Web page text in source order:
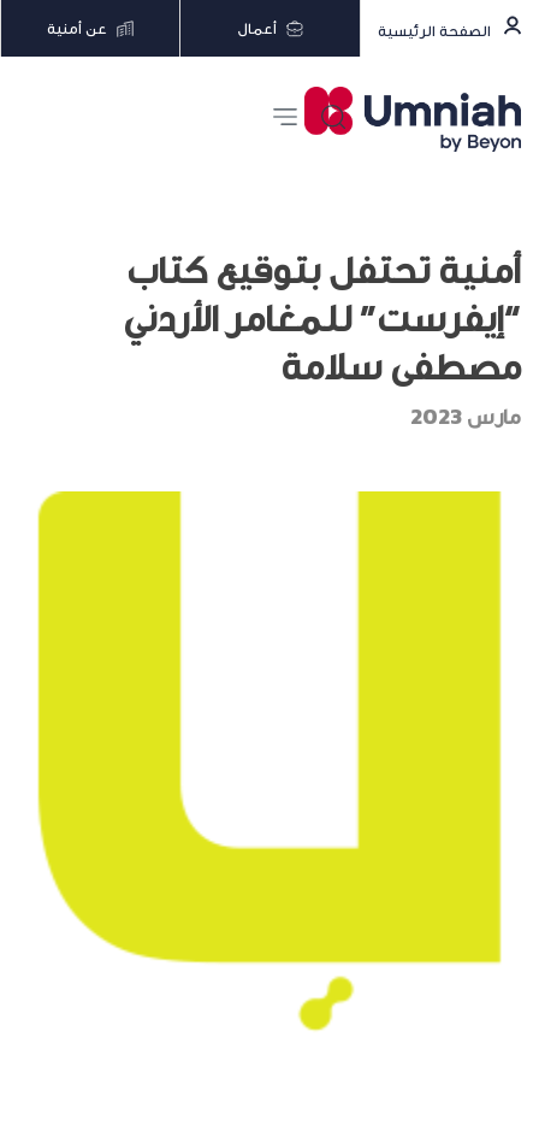
الصفحة الرئيسية أعمال عن أمنية
أمنية تحتفل بتوقيع كتاب
“إيفرست” للمغامر الأردني
مصطفى سلامة
مارس 2023